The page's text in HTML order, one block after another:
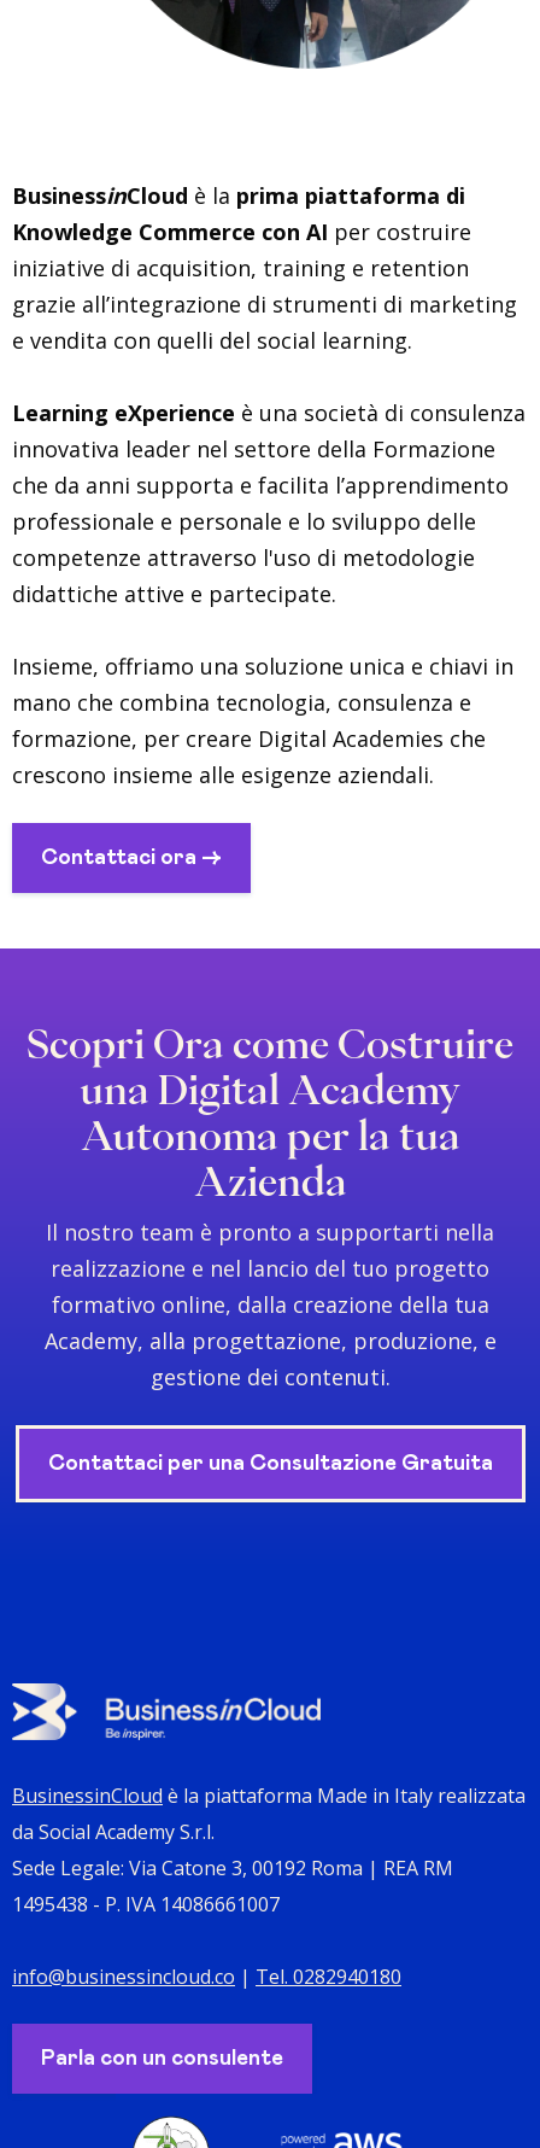
BusinessinCloud è la prima piattaforma di
Knowledge Commerce con AI per costruire
iniziative di acquisition, training e retention
grazie all’integrazione di strumenti di marketing
e vendita con quelli del social learning.
Learning eXperience è una società di consulenza
innovativa leader nel settore della Formazione
che da anni supporta e facilita l’apprendimento
professionale e personale e lo sviluppo delle
competenze attraverso l'uso di metodologie
didattiche attive e partecipate.
Insieme, offriamo una soluzione unica e chiavi in
mano che combina tecnologia, consulenza e
formazione, per creare Digital Academies che
crescono insieme alle esigenze aziendali.
Contattaci ora ->
Scopri Ora come Costruire
una Digital Academy
Autonoma per la tua
Azienda
Il nostro team è pronto a supportarti nella
realizzazione e nel lancio del tuo progetto
formativo online, dalla creazione della tua
Academy, alla progettazione, produzione, e
gestione dei contenuti.
Contattaci per una Consultazione Gratuita
BusinessinCloud è la piattaforma Made in Italy realizzata
da Social Academy S.r.l.
Sede Legale: Via Catone 3, 00192 Roma | REA RM
1495438 - P. IVA 14086661007
info@businessincloud.co | Tel. 0282940180
Parla con un consulente